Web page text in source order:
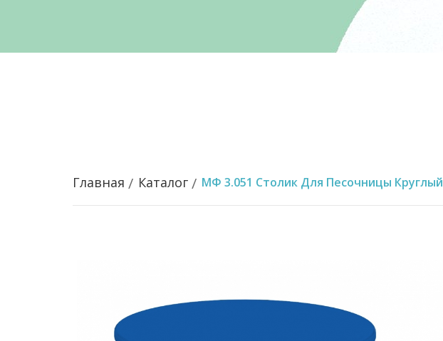
Главная Каталог МФ 3.051 Столик Для Песочницы Круглый